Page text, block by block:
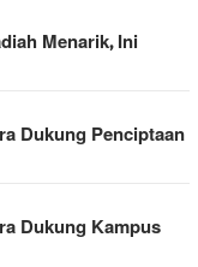
Menarik, Ini
Dukung Penciptaan
Dukung Kampus